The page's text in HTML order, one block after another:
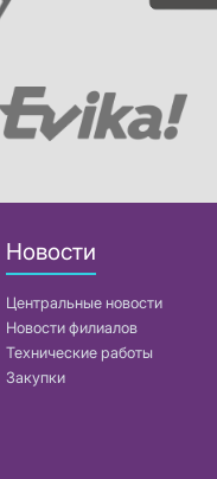
Новости
Центральные новости
Новости филиалов
Технические работы
Закупки